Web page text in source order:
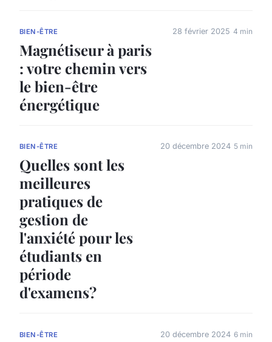
BIEN-ÊTRE
Magnétiseur à paris
: votre chemin vers
le bien-être
énergétique
28 février 2025 4 min
BIEN-ÊTRE
Quelles sont les
meilleures
pratiques de
gestion de
l'anxiété pour les
étudiants en
période
d'examens?
20 décembre 2024 5 min
BIEN-ÊTRE 20 décembre 2024 6 min